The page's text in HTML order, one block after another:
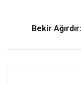
k
n
Bekir